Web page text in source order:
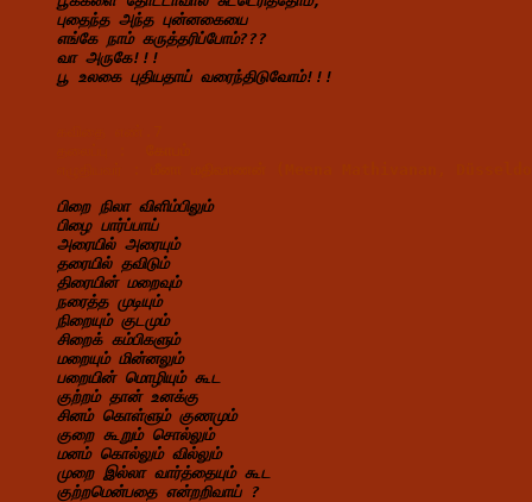
புதைந்த அந்த புன்னகையை
எங்கே நாம் கருத்தரிப்போம்???
வா அருகே!!!
பூ உலகை புதியதாய் வரைந்திடுவோம்!!!
பிறை நிலா விளிம்பிலும்
பிழை பார்ப்பாய்
அரையில் அரையும்
தரையில் தவிடும்
திரையின் மறைவும்
நரைத்த முடியும்
நிறையும் குடமும்
சிறைக் கம்பிகளும்
மறையும் மின்னலும்
பறையின் மொழியும் கூட
குற்றம் தான் உனக்கு
சினம் கொள்ளும் குணமும்
குறை கூறும் சொல்லும்
மனம் கொல்லும் வில்லும்
முறை இல்லா வார்த்தையும் கூட
குற்றமென்பதை என்றறிவாய் ?